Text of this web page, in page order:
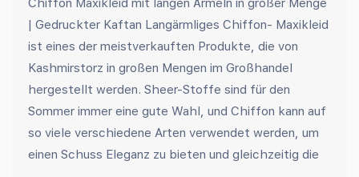
| Gedruckter Kaftan Langärmliges Chiffon- Maxikleid
ist eines der meistverkauften Produkte, die von
Kashmirstorz in großen Mengen im Großhandel
hergestellt werden. Sheer-Stoffe sind für den
Sommer immer eine gute Wahl, und Chiffon kann auf
so viele verschiedene Arten verwendet werden, um
einen Schuss Eleganz zu bieten und gleichzeitig die